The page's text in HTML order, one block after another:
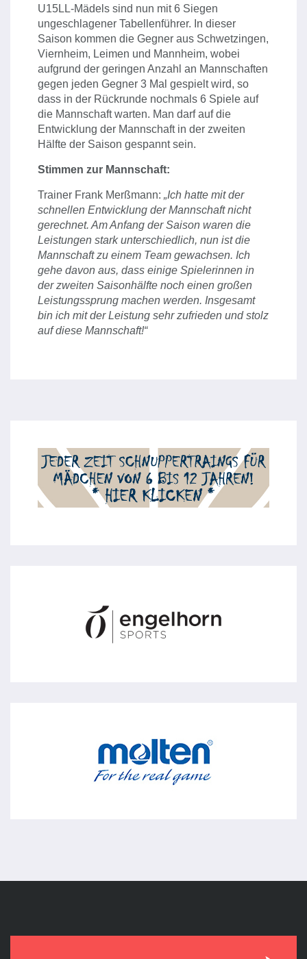
U15LL-Mädels sind nun mit 6 Siegen
ungeschlagener Tabellenführer. In dieser
Saison kommen die Gegner aus Schwetzingen,
Viernheim, Leimen und Mannheim, wobei
aufgrund der geringen Anzahl an Mannschaften
gegen jeden Gegner 3 Mal gespielt wird, so
dass in der Rückrunde nochmals 6 Spiele auf
die Mannschaft warten. Man darf auf die
Entwicklung der Mannschaft in der zweiten
Hälfte der Saison gespannt sein.
Stimmen zur Mannschaft:
Trainer Frank Merßmann: „Ich hatte mit der
schnellen Entwicklung der Mannschaft nicht
gerechnet. Am Anfang der Saison waren die
Leistungen stark unterschiedlich, nun ist die
Mannschaft zu einem Team gewachsen. Ich
gehe davon aus, dass einige Spielerinnen in
der zweiten Saisonhälfte noch einen großen
Leistungssprung machen werden. Insgesamt
bin ich mit der Leistung sehr zufrieden und stolz
auf diese Mannschaft!“